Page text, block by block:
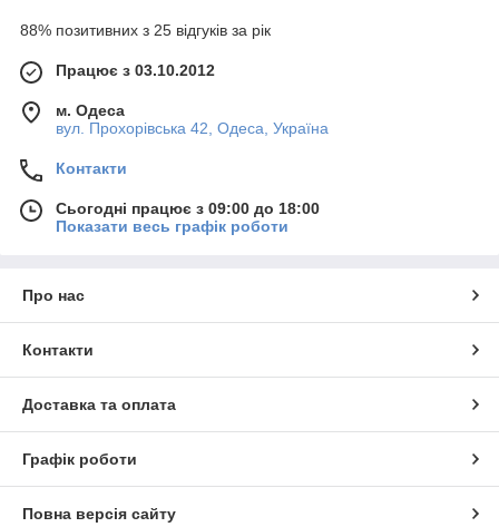
88% позитивних з 25 відгуків за рік
Працює з 03.10.2012
м. Одеса
вул. Прохорівська 42, Одеса, Україна
Контакти
Сьогодні працює з 09:00 до 18:00
Показати весь графік роботи
Про нас
Контакти
Доставка та оплата
Графік роботи
Повна версія сайту